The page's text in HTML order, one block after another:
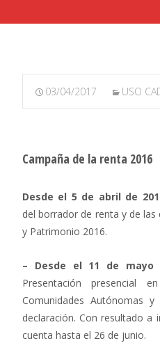
03/04/2017 USO
Campaña de la renta 2016
Desde el 5 de abril de
del borrador de renta y de las
y Patrimonio 2016.
– Desde el 11 de
Presentación presencial
Comunidades Autónomas
declaración. Con resultado a
cuenta hasta el 26 de junio.